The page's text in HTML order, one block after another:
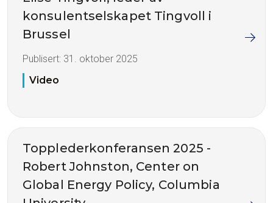
konsulentselskapet Tingvoll i
Brussel
Publisert: 31. oktober 2025
Video
Topplederkonferansen 2025 -
Robert Johnston, Center on
Global Energy Policy, Columbia